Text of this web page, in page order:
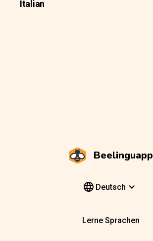
Italian
Beelinguapp
Deutsch
Lerne Sprachen